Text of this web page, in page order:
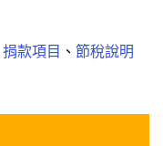
捐款項目 、 節稅說明